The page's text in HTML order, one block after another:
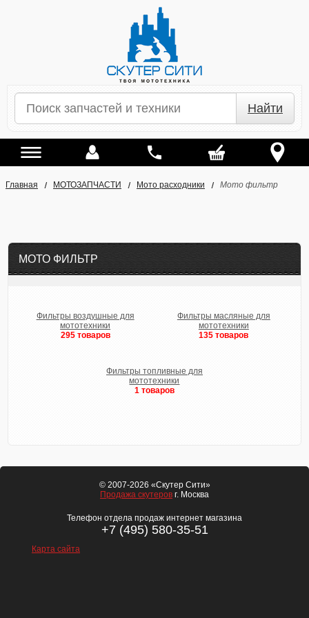
Найти
Главная МОТОЗАПЧАСТИ Мото расходники Мото фильтр
МОТО ФИЛЬТР
Фильтры воздушные для
мототехники
295 товаров
Фильтры масляные для
мототехники
135 товаров
Фильтры топливные для
мототехники
1 товаров
© 2007-2026 «Скутер Сити»
Продажа скутеров г. Москва
Телефон отдела продаж интернет магазина
+7 (495) 580-35-51
Карта сайта